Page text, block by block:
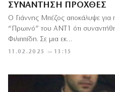
ΣΥΝΆΝΤΗΣΗ ΠΡΟΧΘΈΣ
11.02.2025 — 13:15
Ο Γιάννης Μπέζος αποκάλυψε
“Πρωινό” του ΑΝΤ1 ότι
Φιλιππίδη. Σε μια εκ…